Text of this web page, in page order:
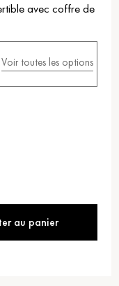
avec coffre de
Voir toutes les options
au panier